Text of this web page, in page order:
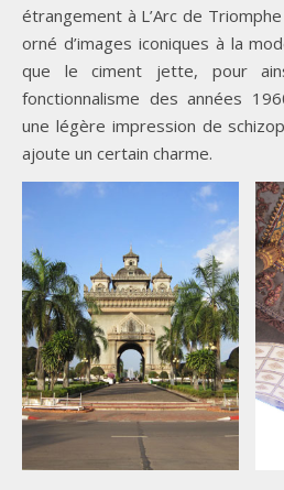
étrangement à L’Arc de
orné d’images iconiques à la
que le ciment jette, pour
fonctionnalisme des années
une légère impression de
ajoute un certain charme.